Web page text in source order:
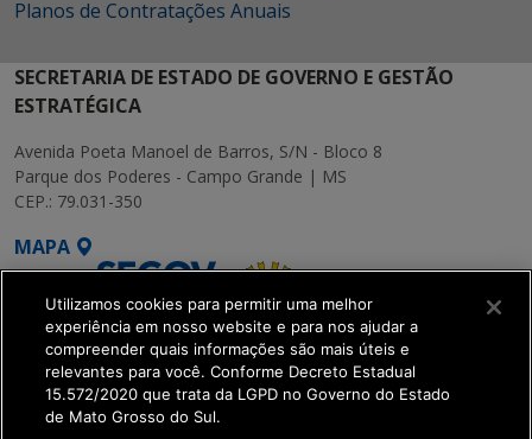
Planos de Contratações Anuais
SECRETARIA DE ESTADO DE GOVERNO E GESTÃO
ESTRATÉGICA
Avenida Poeta Manoel de Barros, S/N - Bloco 8
Parque dos Poderes - Campo Grande | MS
CEP.: 79.031-350
MAPA
SETDIG | Secretaria-
Executiva de
Utilizamos cookies para permitir uma melhor
experiência em nosso website e para nos ajudar a
compreender quais informações são mais úteis e
relevantes para você. Conforme Decreto Estadual
15.572/2020 que trata da LGPD no Governo do Estado
de Mato Grosso do Sul.